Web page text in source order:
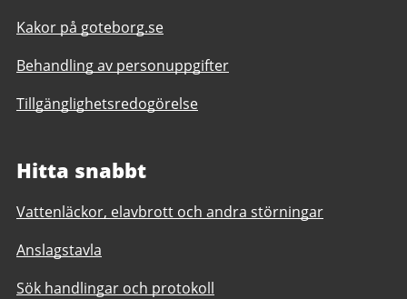
Kakor på goteborg.se
Behandling av personuppgifter
Tillgänglighetsredogörelse
Hitta snabbt
Vattenläckor, elavbrott och andra störningar
Anslagstavla
Sök handlingar och protokoll